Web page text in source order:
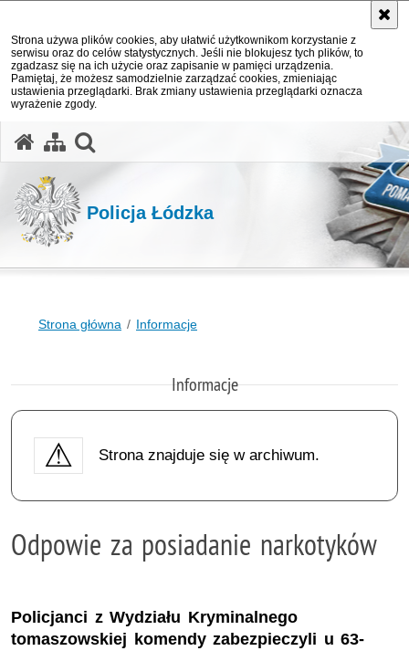
Strona używa plików cookies, aby ułatwić użytkownikom korzystanie z
serwisu oraz do celów statystycznych. Jeśli nie blokujesz tych plików, to
zgadzasz się na ich użycie oraz zapisanie w pamięci urządzenia.
Pamiętaj, że możesz samodzielnie zarządzać cookies, zmieniając
ustawienia przeglądarki. Brak zmiany ustawienia przeglądarki oznacza
wyrażenie zgody.
Policja Łódzka
Strona główna Informacje
Informacje
Strona znajduje się w archiwum.
Odpowie za posiadanie narkotyków
Policjanci z Wydziału Kryminalnego
tomaszowskiej komendy zabezpieczyli u 63-